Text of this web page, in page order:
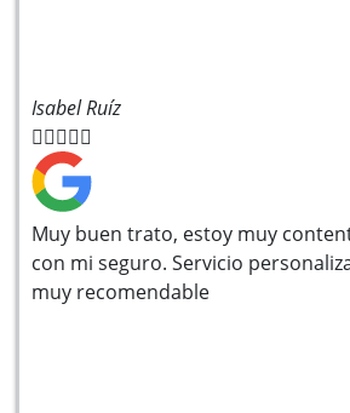
Isabel Ruíz

Muy buen trato, estoy muy
con mi seguro. Servicio
muy recomendable